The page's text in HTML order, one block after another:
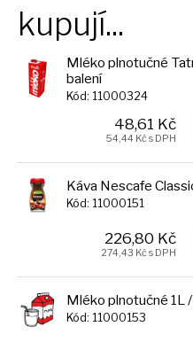
kupují...
Mléko plnotučné
balení
Kód: 11000324
48,61 Kč
54,44 Kč s DPH
Káva Nescafe
Kód: 11000151
226,80 Kč
274,43 Kč s DPH
Mléko plnotučné 1L
Kód: 11000153